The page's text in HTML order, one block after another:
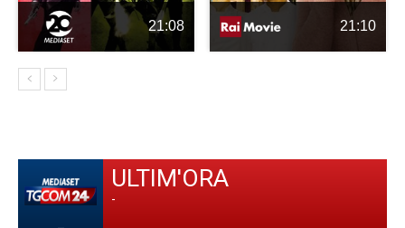
21:08 21:10
ULTIM'ORA
-